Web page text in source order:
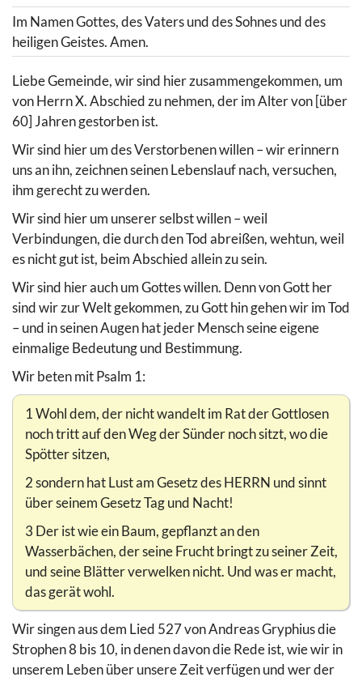
Im Namen Gottes, des Vaters und des Sohnes und des
heiligen Geistes. Amen.
Liebe Gemeinde, wir sind hier zusammengekommen, um
von Herrn X. Abschied zu nehmen, der im Alter von [über
60] Jahren gestorben ist.
Wir sind hier um des Verstorbenen willen – wir erinnern
uns an ihn, zeichnen seinen Lebenslauf nach, versuchen,
ihm gerecht zu werden.
Wir sind hier um unserer selbst willen – weil
Verbindungen, die durch den Tod abreißen, wehtun, weil
es nicht gut ist, beim Abschied allein zu sein.
Wir sind hier auch um Gottes willen. Denn von Gott her
sind wir zur Welt gekommen, zu Gott hin gehen wir im Tod
– und in seinen Augen hat jeder Mensch seine eigene
einmalige Bedeutung und Bestimmung.
Wir beten mit Psalm 1:
1 Wohl dem, der nicht wandelt im Rat der Gottlosen
noch tritt auf den Weg der Sünder noch sitzt, wo die
Spötter sitzen,
2 sondern hat Lust am Gesetz des HERRN und sinnt
über seinem Gesetz Tag und Nacht!
3 Der ist wie ein Baum, gepflanzt an den
Wasserbächen, der seine Frucht bringt zu seiner Zeit,
und seine Blätter verwelken nicht. Und was er macht,
das gerät wohl.
Wir singen aus dem Lied 527 von Andreas Gryphius die
Strophen 8 bis 10, in denen davon die Rede ist, wie wir in
unserem Leben über unsere Zeit verfügen und wer der